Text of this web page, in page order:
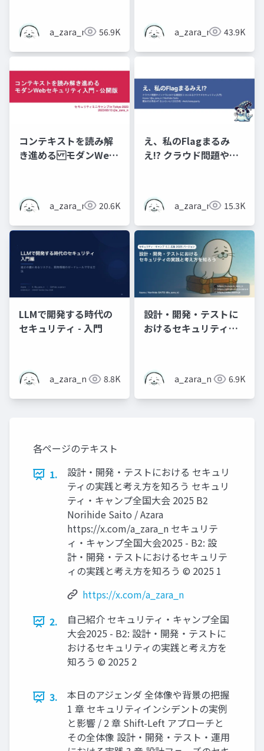
パターンで学ぶセキュ
リティ・バイ・デザイ
ン
a_zara_n 56.9K a_zara_n 43.9K
コンテキストを読み解
き進める モダンWeb
a_zara_n 20.6K
え、私のFlagまるみ
え!? クラウド問題やイ
キュリティ(入門) - 魔女
のお茶会 #7 おふらい
ん! (2025冬)
a_zara_n 15.3K
LLMで開発する時代の
セキュリティ - 入門
a_zara_n 8.8K
設計・開発・テストに
おけるセキュリティの
a_zara_n 6.9K
各ページのテキスト
1.
設計・開発・テストにおける セキュリ
ティの実践と考え方を知ろう セキュリ
ティ・キャンプ全国大会 2025 B2
Norihide Saito / Azara
https://x.com/a_zara_n セキュリテ
ィ・キャンプ全国大会2025 - B2: 設
計・開発・テストにおけるセキュリテ
ィの実践と考え方を知ろう © 2025 1
https://x.com/a_zara_n
2.
自己紹介 セキュリティ・キャンプ全国
大会2025 - B2: 設計・開発・テストに
おけるセキュリティの実践と考え方を
知ろう © 2025 2
3.
本日のアジェンダ 全体像や背景の把握
1 章 セキュリティインシデントの実例
と影響 / 2 章 Shift-Left アプローチと
その全体像 設計・開発・テスト・運用